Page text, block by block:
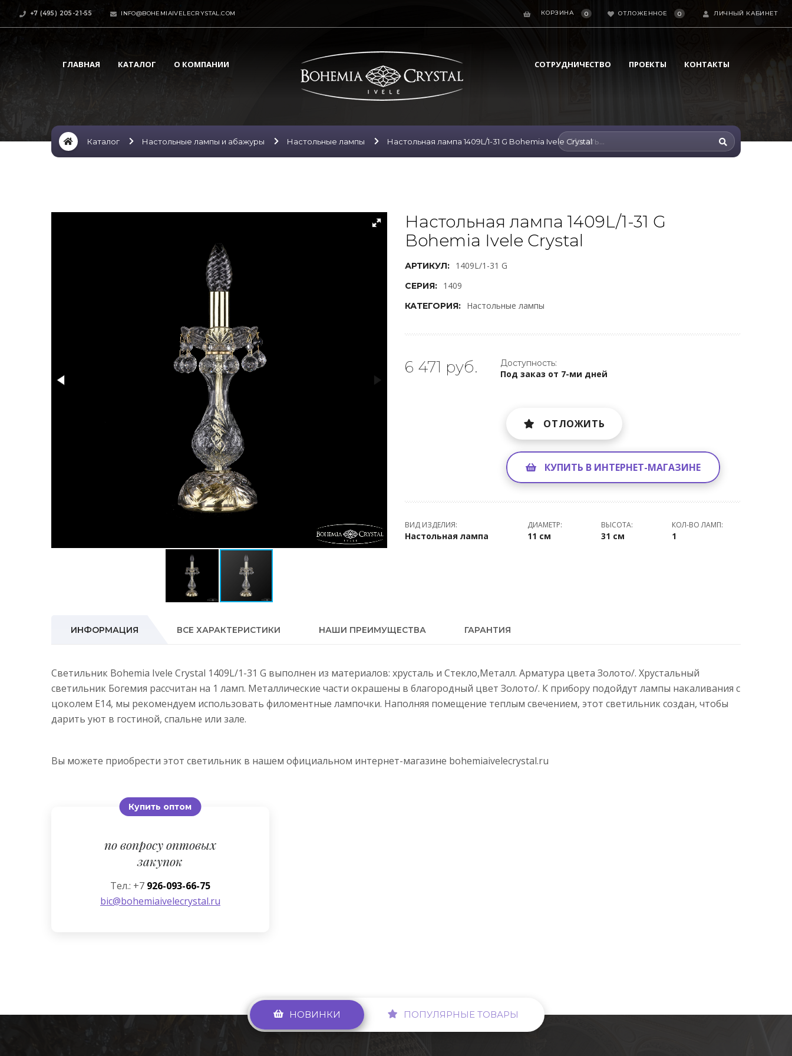
+7 (495) 205-21-55 INFO@BOHEMIAIVELECRYSTAL.COM КОРЗИНА 0 ОТЛОЖЕННОЕ 0 ЛИЧНЫЙ КАБИНЕТ
ГЛАВНАЯ КАТАЛОГ О КОМПАНИИ СОТРУДНИЧЕСТВО ПРОЕКТЫ КОНТАКТЫ
Каталог Настольные лампы и абажуры Настольные лампы Настольная лампа 1409L/1-31 G Bohemia Ivele Crystal
Настольная лампа 1409L/1-31 G
Bohemia Ivele Crystal
АРТИКУЛ: 1409L/1-31 G
СЕРИЯ: 1409
КАТЕГОРИЯ: Настольные лампы
6 471 руб. Доступность:
Под заказ от 7-ми дней
ОТЛОЖИТЬ
КУПИТЬ В ИНТЕРНЕТ-МАГАЗИНЕ
ВИД ИЗДЕЛИЯ:
Настольная лампа
ДИАМЕТР:
11 см
ВЫСОТА:
31 см
КОЛ-ВО ЛАМП:
1
ИНФОРМАЦИЯ ВСЕ ХАРАКТЕРИСТИКИ НАШИ ПРЕИМУЩЕСТВА ГАРАНТИЯ
Светильник Bohemia Ivele Crystal 1409L/1-31 G выполнен из материалов: хрусталь и Стекло,Металл. Арматура цвета Золото/. Хрустальный
светильник Богемия рассчитан на 1 ламп. Металлические части окрашены в благородный цвет Золото/. К прибору подойдут лампы накаливания с
цоколем E14, мы рекомендуем использовать филоментные лампочки. Наполняя помещение теплым свечением, этот светильник создан, чтобы
дарить уют в гостиной, спальне или зале.
Вы можете приобрести этот светильник в нашем официальном интернет-магазине bohemiaivelecrystal.ru
Купить оптом
по вопросу оптовых
закупок
Тел.: +7 926-093-66-75
bic@bohemiaivelecrystal.ru
НОВИНКИ ПОПУЛЯРНЫЕ ТОВАРЫ